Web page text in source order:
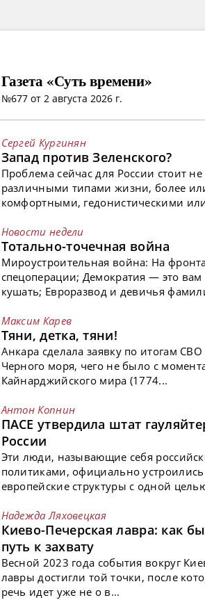
Газета «Суть времени»
№677 от 2 августа 2026 г.
Сергей Кургинян
Запад против Зеленского?
Проблема сейчас для России стоит
различными типами жизни, более
комфортными, гедонистическими
Новости недели
Тотально-точечная война
Мироустроительная война: На
спецоперации; Демократия — это
кушать; Евроразвод и девичья
Максим Карев
Тяни, детка, тяни!
Анкара сделала заявку по итогам СВО
Черного моря, чего не было с
Кайнарджийского мира (1774...
Антон Копнин
ПАСЕ утвердила штат
России
Эти люди, называющие себя
политиками, официально устроились
европейские структуры с одной
Надежда Ляховецкая
Киево-Печерская лавра: как
путь к захвату
Весной 2023 года события вокруг
лавры достигли той точки, после
речь идет уже не о в...